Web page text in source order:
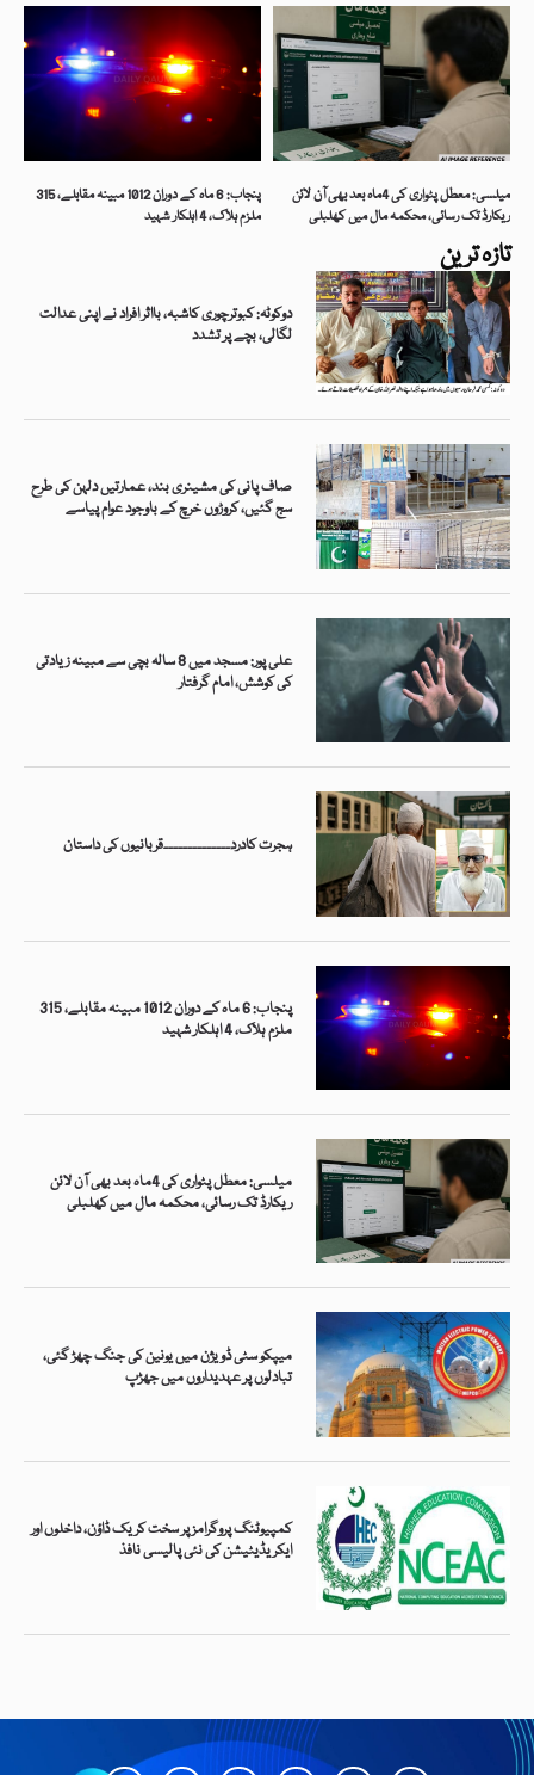
تازہ ترین
دوکوٹہ: کبوترچوری کاشبہ، بااثر افراد نے اپنی عدالت
لگالی، بچے پر تشدد
صاف پانی کی مشینری بند، عمارتیں دلہن کی طرح
سج گئیں، کروڑوں خرچ کے باوجود عوام پیاسے
علی پور: مسجد میں 8 سالہ بچی سے مبینہ زیادتی
کی کوشش، امام گرفتار
ہجرت کادرد۔۔۔۔۔۔۔۔۔۔۔۔۔۔قربانیوں کی داستان
پنجاب: 6 ماہ کے دوران 1012 مبینہ مقابلے، 315
ملزم ہلاک، 4 اہلکار شہید
میلسی: معطل پٹواری کی 4ماہ بعد بھی آن لائن
ریکارڈ تک رسائی، محکمہ مال میں کھلبلی
میپکو سٹی ڈویژن میں یونین کی جنگ چھڑ گئی،
تبادلوں پر عہدیداروں میں جھڑپ
کمپیوٹنگ پروگرامز پر سخت کریک ڈاؤن، داخلوں اور
ایکریڈیٹیشن کی نئی پالیسی نافذ
پنجاب: 6 ماہ کے دوران 1012 مبینہ مقابلے، 315
ملزم ہلاک، 4 اہلکار شہید
میلسی: معطل پٹواری کی 4ماہ بعد بھی آن لائن
ریکارڈ تک رسائی، محکمہ مال میں کھلبلی